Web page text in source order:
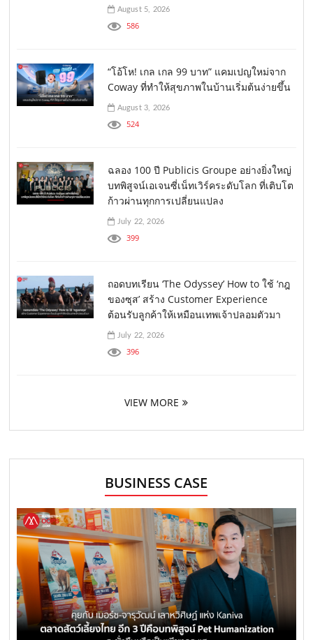
August 5, 2026
586
“โอ้โห! เกล เกล 99 บาท” แคมเปญใหม่จาก
Coway ที่ทำให้สุขภาพในบ้านเริ่มต้นง่ายขึ้น
August 3, 2026
524
ฉลอง 100 ปี Publicis Groupe อย่างยิ่งใหญ่
บทพิสูจน์เอเจนซี่เน็ทเวิร์คระดับโลก ที่เติบโต
ก้าวผ่านทุกการเปลี่ยนแปลง
July 22, 2026
399
ถอดบทเรียน ‘The Odyssey’ How to ใช้ ‘กฎ
ของซุส’ สร้าง Customer Experience
ต้อนรับลูกค้าให้เหมือนเทพเจ้าปลอมตัวมา
July 22, 2026
396
VIEW MORE
BUSINESS CASE